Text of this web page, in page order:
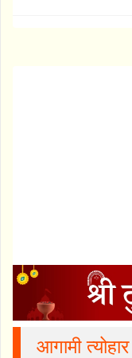
आगामी त्योहार